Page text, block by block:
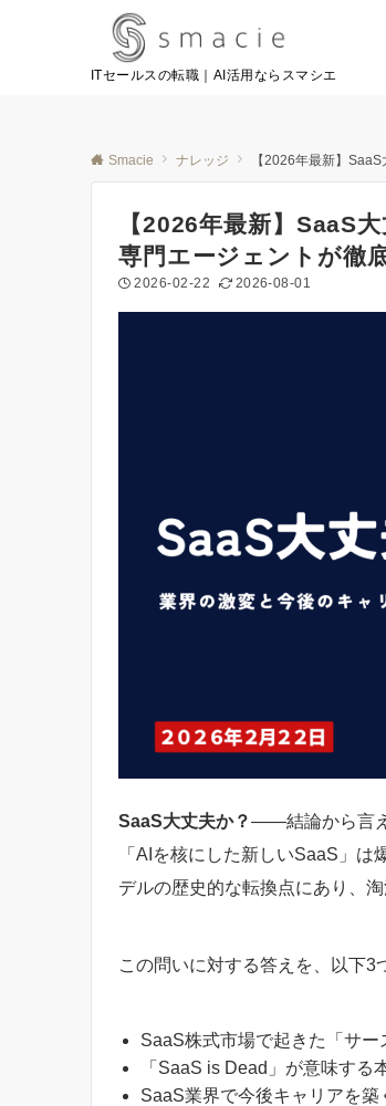
ITセールスの転職｜AI活用ならスマシエ
Smacie ナレッジ 【2026年最新】
【2026年最新】SaaS
専門エージェントが徹
2026-02-22 2026-08-01
SaaS大丈夫か？――結論から言え
「AIを核にした新しいSaaS」
デルの歴史的な転換点にあり、
この問いに対する答えを、以下3
SaaS株式市場で起きた「サ
「SaaS is Dead」が意味す
SaaS業界で今後キャリアを築